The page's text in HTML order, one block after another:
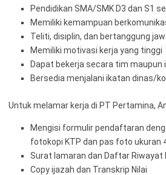
Pendidikan SMA/SMK D3 dan S1
Memiliki kemampuan
Teliti, disiplin, dan bertanggung
Memiliki motivasi kerja yang tinggi
Dapat bekerja secara tim maupun
Bersedia menjalani ikatan dinas/
Untuk melamar kerja di PT Pertamina,
Mengisi formulir pendaftaran
fotokopi KTP dan pas foto ukuran
Surat lamaran dan Daftar Riwayat
Copy ijazah dan Transkrip Nilai